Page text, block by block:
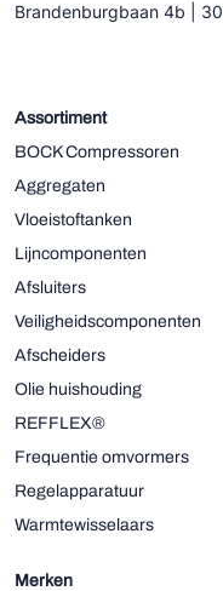
Brandenburgbaan 4b |
Assortiment
BOCK Compressoren
Aggregaten
Vloeistoftanken
Lijncomponenten
Afsluiters
Veiligheidscomponenten
Afscheiders
Olie huishouding
REFFLEX®
Frequentie omvormers
Regelapparatuur
Warmtewisselaars
Merken